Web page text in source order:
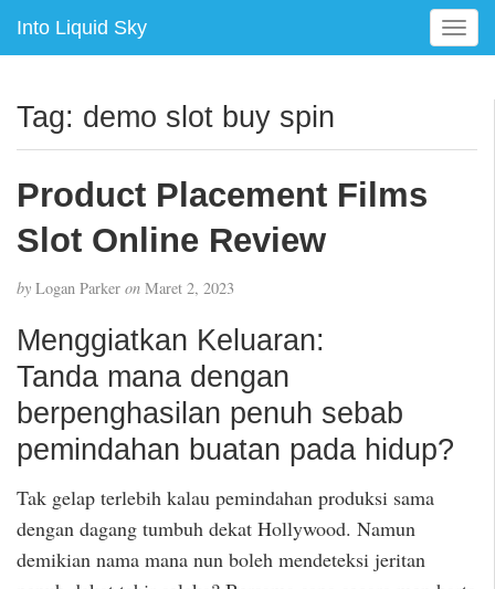
Into Liquid Sky
T
o
e
Tag: demo slot buy spin
Product Placement Films
Slot Online Review
by Logan Parker on Maret 2, 2023
Menggiatkan Keluaran:
Tanda mana dengan
berpenghasilan penuh sebab
pemindahan buatan pada hidup?
Tak gelap terlebih kalau pemindahan produksi sama
dengan dagang tumbuh dekat Hollywood. Namun
demikian nama mana nun boleh mendeteksi jeritan